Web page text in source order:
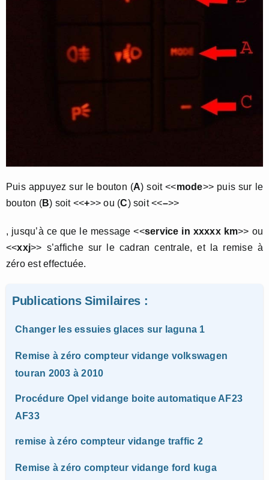
Puis appuyez sur le bouton (A) soit <<mode>> puis sur le
bouton (B) soit <<+>> ou (C) soit <<–>>
, jusqu’à ce que le message <<service in xxxxx km>> ou
<<xxj>> s’affiche sur le cadran centrale, et la remise à
zéro est effectuée.
Publications Similaires :
Changer les essuies glaces sur laguna 1
Remise à zéro compteur vidange volkswagen
touran 2003 à 2010
Procédure Opel vidange boite automatique AF23
AF33
remise à zéro compteur vidange traffic 2
Remise à zéro compteur vidange ford kuga